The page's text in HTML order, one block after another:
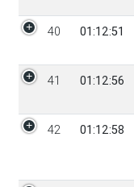
40 01:12:51
41 01:12:56
42 01:12:58